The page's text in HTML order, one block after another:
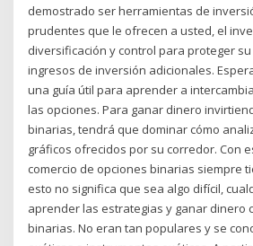
demostrado ser herramientas de
prudentes que le ofrecen a usted, el
diversificación y control para proteger
ingresos de inversión adicionales.
una guía útil para aprender a
las opciones. Para ganar dinero
binarias, tendrá que dominar cómo
gráficos ofrecidos por su corredor. Con
comercio de opciones binarias siempre
esto no significa que sea algo difícil,
aprender las estrategias y ganar dinero
binarias. No eran tan populares y se